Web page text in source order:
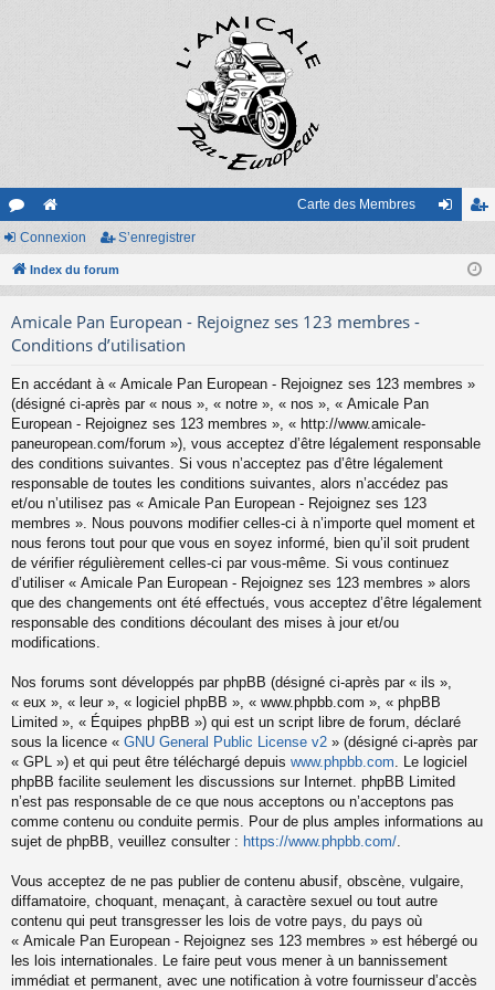
or
u
s
e
sit
Carte des Membres
nr
Connexion S’enregistrer
Index du forum
Amicale Pan European - Rejoignez ses 123 membres -
Conditions d’utilisation
En accédant à « Amicale Pan European - Rejoignez ses 123 membres »
(désigné ci-après par « nous », « notre », « nos », « Amicale Pan
European - Rejoignez ses 123 membres », « http://www.amicale-
paneuropean.com/forum »), vous acceptez d’être légalement responsable
des conditions suivantes. Si vous n’acceptez pas d’être légalement
responsable de toutes les conditions suivantes, alors n’accédez pas
et/ou n’utilisez pas « Amicale Pan European - Rejoignez ses 123
membres ». Nous pouvons modifier celles-ci à n’importe quel moment et
nous ferons tout pour que vous en soyez informé, bien qu’il soit prudent
de vérifier régulièrement celles-ci par vous-même. Si vous continuez
d’utiliser « Amicale Pan European - Rejoignez ses 123 membres » alors
que des changements ont été effectués, vous acceptez d’être légalement
responsable des conditions découlant des mises à jour et/ou
modifications.
Nos forums sont développés par phpBB (désigné ci-après par « ils »,
« eux », « leur », « logiciel phpBB », « www.phpbb.com », « phpBB
Limited », « Équipes phpBB ») qui est un script libre de forum, déclaré
sous la licence « GNU General Public License v2 » (désigné ci-après par
« GPL ») et qui peut être téléchargé depuis www.phpbb.com . Le logiciel
phpBB facilite seulement les discussions sur Internet. phpBB Limited
n’est pas responsable de ce que nous acceptons ou n’acceptons pas
comme contenu ou conduite permis. Pour de plus amples informations au
sujet de phpBB, veuillez consulter : https://www.phpbb.com/
Vous acceptez de ne pas publier de contenu abusif, obscène, vulgaire,
diffamatoire, choquant, menaçant, à caractère sexuel ou tout autre
contenu qui peut transgresser les lois de votre pays, du pays où
« Amicale Pan European - Rejoignez ses 123 membres » est hébergé ou
les lois internationales. Le faire peut vous mener à un bannissement
immédiat et permanent, avec une notification à votre fournisseur d’accès